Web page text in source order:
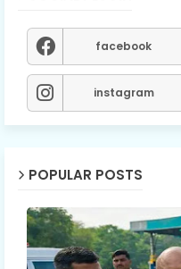
facebook
instagram
POPULAR POSTS